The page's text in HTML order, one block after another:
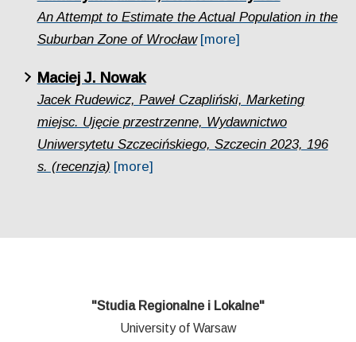
An Attempt to Estimate the Actual Population in the
Suburban Zone of Wrocław [more]
Maciej J. Nowak
Jacek Rudewicz, Paweł Czapliński, Marketing
miejsc. Ujęcie przestrzenne, Wydawnictwo
Uniwersytetu Szczecińskiego, Szczecin 2023, 196
s. (recenzja) [more]
"Studia Regionalne i Lokalne"
University of Warsaw